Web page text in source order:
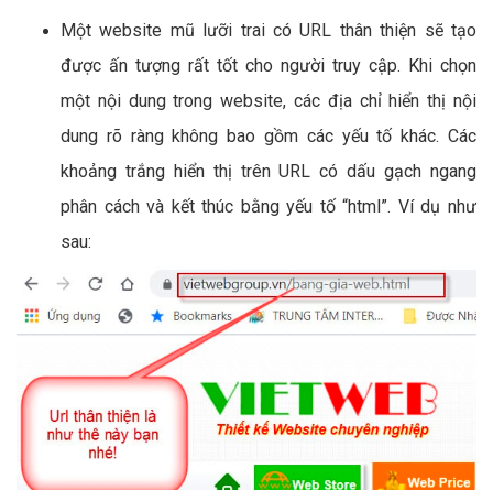
Một website mũ lưỡi trai có URL thân thiện sẽ tạo
được ấn tượng rất tốt cho người truy cập. Khi chọn
một nội dung trong website, các địa chỉ hiển thị nội
dung rõ ràng không bao gồm các yếu tố khác. Các
khoảng trắng hiển thị trên URL có dấu gạch ngang
phân cách và kết thúc bằng yếu tố “html”. Ví dụ như
sau: